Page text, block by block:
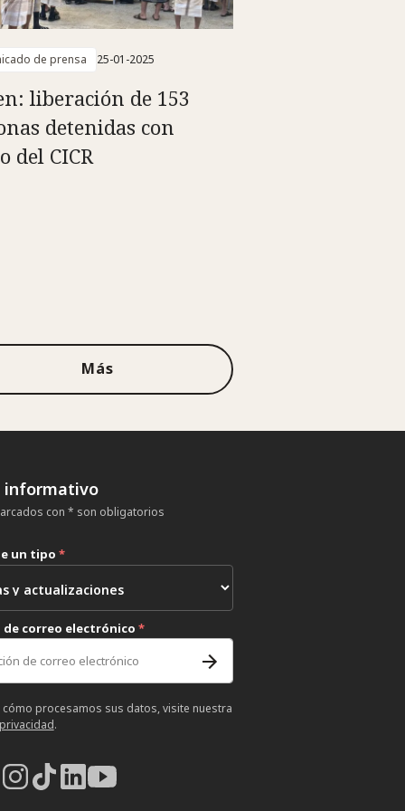
de prensa 25-01-2025
liberación de 153
detenidas con
del CICR
Más
informativo
con * son obligatorios
un tipo *
de correo electrónico *
cómo procesamos sus datos, visite nuestra
.